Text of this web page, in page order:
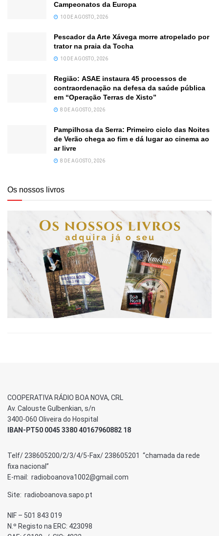
Campeonatos da Europa
10 DE AGOSTO, 2026
Pescador da Arte Xávega morre atropelado por
trator na praia da Tocha
10 DE AGOSTO, 2026
Região: ASAE instaura 45 processos de
contraordenação na defesa da saúde pública
em “Operação Terras de Xisto”
8 DE AGOSTO, 2026
Pampilhosa da Serra: Primeiro ciclo das Noites
de Verão chega ao fim e dá lugar ao cinema ao
ar livre
8 DE AGOSTO, 2026
Os nossos livros
COOPERATIVA RÁDIO BOA NOVA, CRL
Av. Calouste Gulbenkian, s/n
3400-060 Oliveira do Hospital
IBAN-PT50 0045 3380 40167960882 18
Telf/ 238605200/2/3/4/5-Fax/ 238605201 “chamada da rede
fixa nacional”
E-mail: radioboanova1002@gmail.com
Site: radioboanova.sapo.pt
NIF – 501 843 019
N.º Registo na ERC: 423098